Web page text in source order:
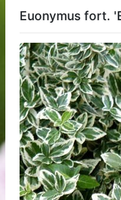
Euonymus fort.